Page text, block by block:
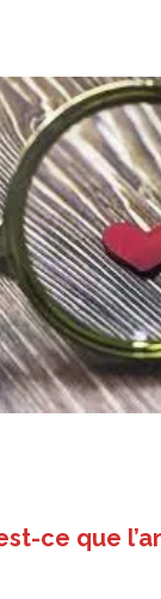
ce que